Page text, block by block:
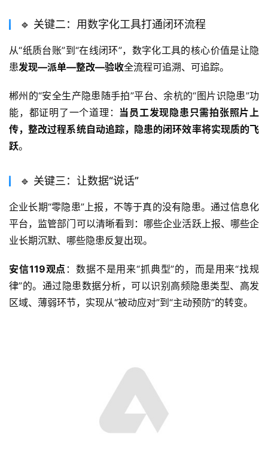
🔹 关键二：用数字化工具打通闭环流程
从“纸质台账”到“在线闭环”，数字化工具的核心价值是让隐
患发现—派单—整改—验收全流程可追溯、可追踪。
郴州的“安全生产隐患随手拍”平台、余杭的“图片识隐患”功
能，都证明了一个道理： 当员工发现隐患只需拍张照片上
传，整改过程系统自动追踪，隐患的闭环效率将实现质的飞
跃。
🔹 关键三：让数据“说话”
企业长期“零隐患”上报，不等于真的没有隐患。通过信息化
平台，监管部门可以清晰看到：哪些企业活跃上报、哪些企
业长期沉默、哪些隐患反复出现。
安信119观点 ：数据不是用来“抓典型”的，而是用来“找规
律”的。通过隐患数据分析，可以识别高频隐患类型、高发
区域、薄弱环节，实现从“被动应对”到“主动预防”的转变。